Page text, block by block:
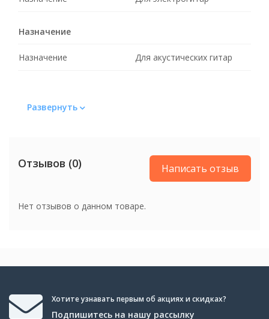
Назначение
Назначение Для акустических гитар
Развернуть
Отзывов (0) Написать отзыв
Нет отзывов о данном товаре.
Хотите узнавать первым об акциях и скидках?
Подпишитесь на нашу рассылку